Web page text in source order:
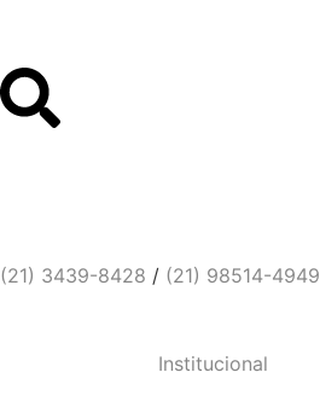
(21) 3439-8428 / (21) 98514-4949
Institucional